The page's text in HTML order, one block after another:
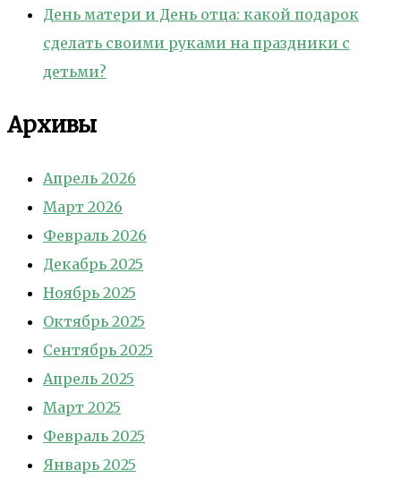
День матери и День отца: какой подарок
сделать своими руками на праздники с
детьми?
Архивы
Апрель 2026
Март 2026
Февраль 2026
Декабрь 2025
Ноябрь 2025
Октябрь 2025
Сентябрь 2025
Апрель 2025
Март 2025
Февраль 2025
Январь 2025